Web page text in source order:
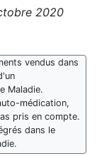
2020
vendus dans
Maladie.
médication,
pris en compte.
dans le